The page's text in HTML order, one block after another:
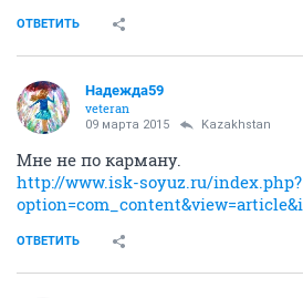
ОТВЕТИТЬ
Надежда59
veteran
09 марта 2015 Kazakhstan
Мне не по карману.
http://www.isk-soyuz.ru/index.php?
ОТВЕТИТЬ